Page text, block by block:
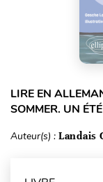
LIRE EN
SOMMER. UN
Auteur(s) : Landais